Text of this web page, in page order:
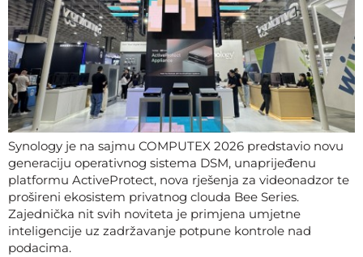
Synology je na sajmu COMPUTEX 2026 predstavio novu
generaciju operativnog sistema DSM, unaprijeđenu
platformu ActiveProtect, nova rješenja za videonadzor te
prošireni ekosistem privatnog clouda Bee Series.
Zajednička nit svih noviteta je primjena umjetne
inteligencije uz zadržavanje potpune kontrole nad
podacima.